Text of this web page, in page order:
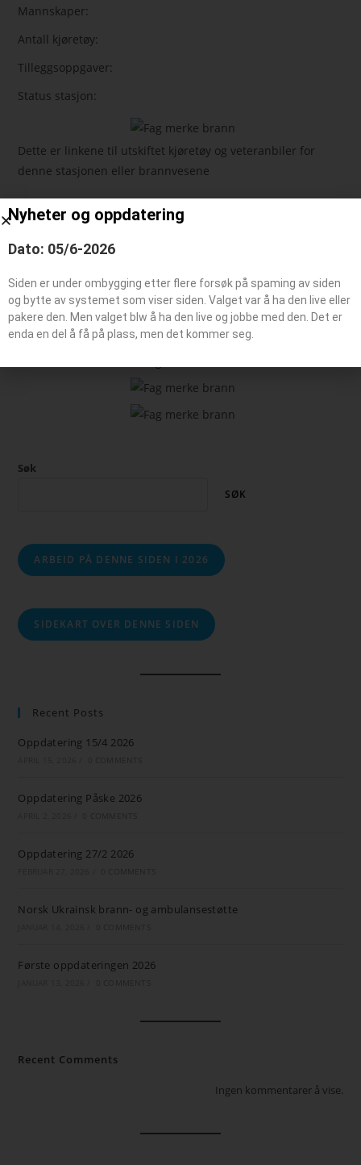
Mannskaper:
Antall kjøretøy:
Tilleggsoppgaver:
Status stasjon:
Dette er linkene til utskiftet kjøretøy og veteranbiler for
denne stasjonen eller brannvesene
Feie-/tilsynsbil, Administrasjonsbil
Påhengsvogn
Beredskaps kjøretøy
Søk
SØK
ARBEID PÅ DENNE SIDEN I 2026
SIDEKART OVER DENNE SIDEN
Recent Posts
Oppdatering 15/4 2026
Oppdatering Påske 2026
Oppdatering 27/2 2026
Norsk Ukrainsk brann- og ambulansestøtte
Første oppdateringen 2026
Recent Comments
Ingen kommentarer å vise.
Nyheter og oppdatering
Dato: 05/6-2026
Siden er under ombygging etter flere forsøk på spaming av siden
og bytte av systemet som viser siden. Valget var å ha den live eller
pakere den. Men valget blw å ha den live og jobbe med den. Det er
enda en del å få på plass, men det kommer seg.